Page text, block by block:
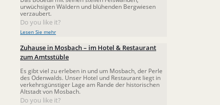
urwüchsigen Wäldern und blühenden Bergwiesen
verzaubert.
Do you like it?
Lesen Sie mehr
Zuhause in Mosbach – im Hotel & Restaurant
zum Amtsstüble
Es gibt viel zu erleben in und um Mosbach, der Perle
des Odenwalds. Unser Hotel und Restaurant liegt in
verkehrsgünstiger Lage am Rande der historischen
Altstadt von Mosbach.
Do you like it?